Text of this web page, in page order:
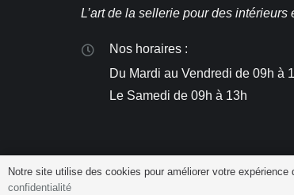
L’art de la sellerie pour des
Nos horaires :
Du Mardi au Vendredi de 09h à
Le Samedi de 09h à 13h
Notre site utilise des cookies pour améliorer votre
confidentialité